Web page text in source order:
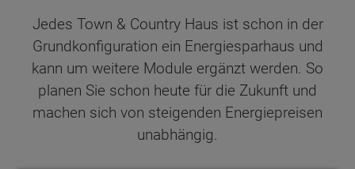
Jedes Town & Country Haus ist schon in der
Grundkonfiguration ein Energiesparhaus und
kann um weitere Module ergänzt werden. So
planen Sie schon heute für die Zukunft und
machen sich von steigenden Energiepreisen
unabhängig.